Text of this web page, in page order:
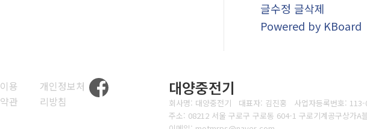
글수정 글삭제
Powered by KBoard
이용
약관
개인정보처
리방침
대양중전기
회사명: 대양중전기 대표자: 김진홍 사업자등록번호:
주소: 08212 서울 구로구 구로동 604-1 구로기계공구상가A